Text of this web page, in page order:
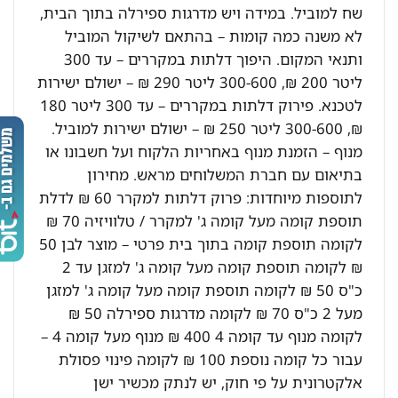
שח למוביל. במידה ויש מדרגות ספירלה בתוך הבית,
לא משנה כמה קומות – בהתאם לשיקול המוביל
ותנאי המקום. היפוך דלתות במקררים – עד 300
ליטר 200 ₪, 300-600 ליטר 290 ₪ – ישולם ישירות
לטכנא. פירוק דלתות במקררים – עד 300 ליטר 180
₪, 300-600 ליטר 250 ₪ – ישולם ישירות למוביל.
מנוף – הזמנת מנוף באחריות הלקוח ועל חשבונו או
בתיאום עם חברת המשלוחים מראש. מחירון
לתוספות מיוחדות: פרוק דלתות למקרר 60 ₪ לדלת
תוספת קומה מעל קומה ג' למקרר / טלוויזיה 70 ₪
לקומה תוספת קומה בתוך בית פרטי – מוצר לבן 50
₪ לקומה תוספת קומה מעל קומה ג' למזגן עד 2
כ"ס 50 ₪ לקומה תוספת קומה מעל קומה ג' למזגן
מעל 2 כ"ס 70 ₪ לקומה מדרגות ספירלה 50 ₪
לקומה מנוף עד קומה 4 400 ₪ מנוף מעל קומה 4 –
עבור כל קומה נוספת 100 ₪ לקומה פינוי פסולת
אלקטרונית על פי חוק, יש לנתק מכשיר ישן